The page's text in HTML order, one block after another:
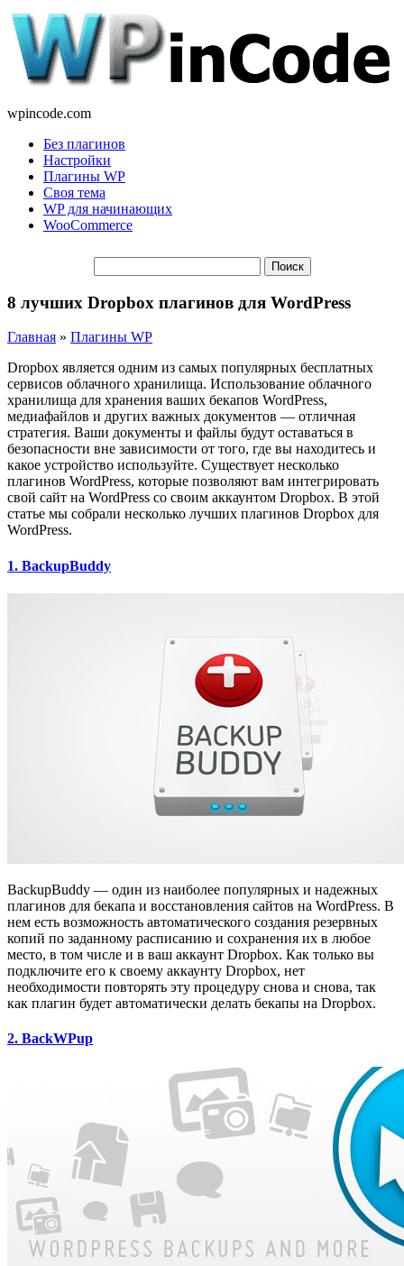
wpincode.com
Без плагинов
Настройки
Плагины WP
Своя тема
WP для начинающих
WooCommerce
8 лучших Dropbox плагинов для WordPress
Главная » Плагины WP
Dropbox является одним из самых популярных бесплатных
сервисов облачного хранилища. Использование облачного
хранилища для хранения ваших бекапов WordPress,
медиафайлов и других важных документов — отличная
стратегия. Ваши документы и файлы будут оставаться в
безопасности вне зависимости от того, где вы находитесь и
какое устройство используйте. Существует несколько
плагинов WordPress, которые позволяют вам интегрировать
свой сайт на WordPress со своим аккаунтом Dropbox. В этой
статье мы собрали несколько лучших плагинов Dropbox для
WordPress.
1. BackupBuddy
BackupBuddy — один из наиболее популярных и надежных
плагинов для бекапа и восстановления сайтов на WordPress. В
нем есть возможность автоматического создания резервных
копий по заданному расписанию и сохранения их в любое
место, в том числе и в ваш аккаунт Dropbox. Как только вы
подключите его к своему аккаунту Dropbox, нет
необходимости повторять эту процедуру снова и снова, так
как плагин будет автоматически делать бекапы на Dropbox.
2. BackWPup